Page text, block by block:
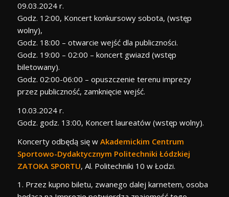
09.03.2024 r.
Godz. 12:00, Koncert konkursowy sobota, (wstęp
wolny),
Godz. 18:00 – otwarcie wejść dla publiczności.
Godz. 19:00 – 02:00 – koncert gwiazd (wstęp
biletowany).
Godz. 02:00-06:00 – opuszczenie terenu imprezy
przez publiczność, zamknięcie wejść.
10.03.2024 r.
Godz. godz. 13:00, Koncert laureatów (wstęp wolny).
Koncerty odbędą się w Akademickim Centrum
Sportowo-Dydaktycznym Politechniki Łódzkiej
ZATOKA SPORTU, Al. Politechniki 10 w Łodzi.
1. Przez kupno biletu, zwanego dalej karnetem, osoba